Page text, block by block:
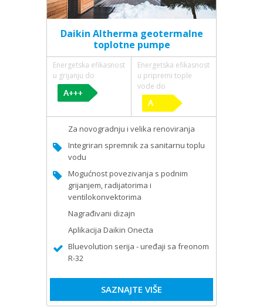
Daikin Altherma geotermalne
toplotne pumpe
Energetska efikasnost
u grijanju do
Energetska efikasnost
u pripremi tople
vode do
Za novogradnju i velika renoviranja
Integriran spremnik za sanitarnu toplu
vodu
Mogućnost povezivanja s podnim
grijanjem, radijatorima i
ventilokonvektorima
Nagrađivani dizajn
Aplikacija Daikin Onecta
Bluevolution serija - uređaji sa freonom
R-32
SAZNAJTE VIŠE